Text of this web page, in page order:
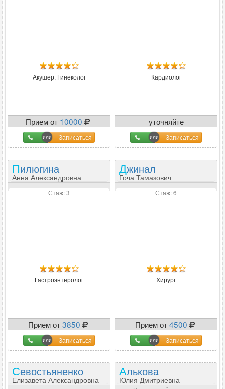
Акушер, Гинеколог
Прием от 10000
Записаться
Кардиолог
уточняйте
Записаться
Пилюгина
Анна Александровна
Стаж: 3
Гастроэнтеролог
Прием от3850
Записаться
Джинал
Гоча Тамазович
Стаж: 6
Хирург
Прием от4500
Записаться
Севостьяненко
Елизавета Александровна
Алькова
Юлия Дмитриевна